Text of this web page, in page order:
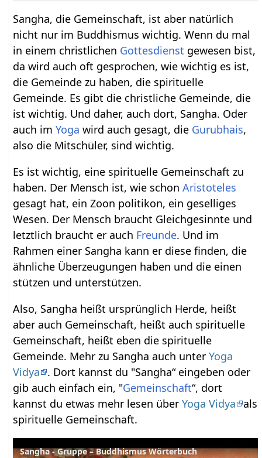
Sangha, die Gemeinschaft, ist aber natürlich
nicht nur im Buddhismus wichtig. Wenn du mal
in einem christlichen Gottesdienst gewesen bist,
da wird auch oft gesprochen, wie wichtig es ist,
die Gemeinde zu haben, die spirituelle
Gemeinde. Es gibt die christliche Gemeinde, die
ist wichtig. Und daher, auch dort, Sangha. Oder
auch imYoga wird auch gesagt, die Gurubhais,
also die Mitschüler, sind wichtig.
Es ist wichtig, eine spirituelle Gemeinschaft zu
haben. Der Mensch ist, wie schonAristoteles
gesagt hat, ein Zoon politikon, ein geselliges
Wesen. Der Mensch braucht Gleichgesinnte und
letztlich braucht er auch Freunde. Und im
Rahmen einer Sangha kann er diese finden, die
ähnliche Überzeugungen haben und die einen
stützen und unterstützen.
Also, Sangha heißt ursprünglich Herde, heißt
aber auch Gemeinschaft, heißt auch spirituelle
Gemeinschaft, heißt eben die spirituelle
Gemeinde. Mehr zu Sangha auch unterYoga
Vidya
. Dort kannst du "Sangha“ eingeben oder
gib auch einfach ein, "Gemeinschaft“, dort
kannst du etwas mehr lesen überYoga Vidya als
spirituelle Gemeinschaft.
Sangha - Gruppe – Buddhismus Wörterbuch